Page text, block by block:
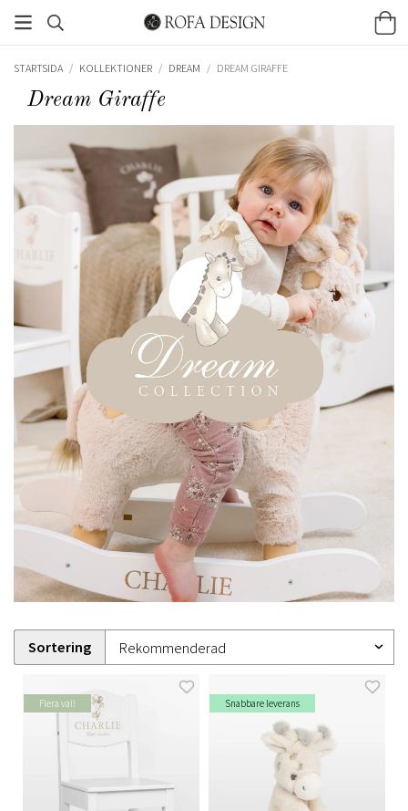
STARTSIDA / KOLLEKTIONER / DREAM / DREAM GIRAFFE
Dream Giraffe
Sortering
Flera val! Snabbare leverans